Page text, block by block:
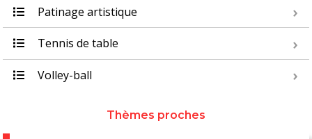
Patinage artistique
Tennis de table
Volley-ball
Thèmes proches